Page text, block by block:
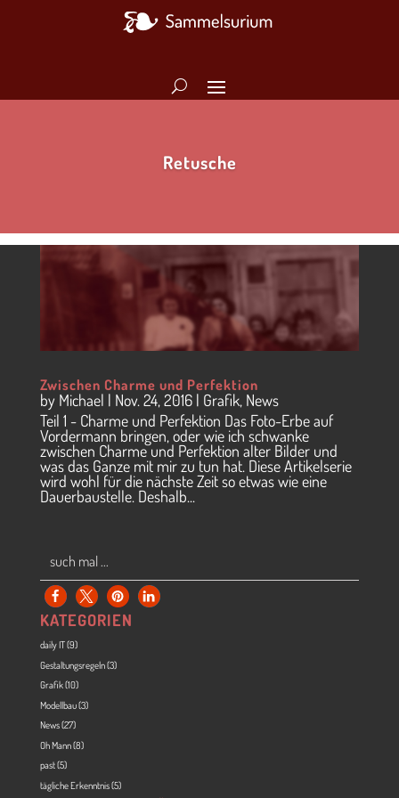
Retusche
Zwischen Charme und Perfektion
by Michael | Nov. 24, 2016| Grafik, News
Teil 1 - Charme und Perfektion Das Foto-Erbe auf
Vordermann bringen, oder wie ich schwanke
zwischen Charme und Perfektion alter Bilder und
was das Ganze mit mir zu tun hat. Diese Artikelserie
wird wohl für die nächste Zeit so etwas wie eine
Dauerbaustelle. Deshalb...
KATEGORIEN
daily IT(9)
Gestaltungsregeln(3)
Grafik(10)
Modellbau(3)
News(27)
Oh Mann(8)
past(5)
tägliche Erkenntnis(5)